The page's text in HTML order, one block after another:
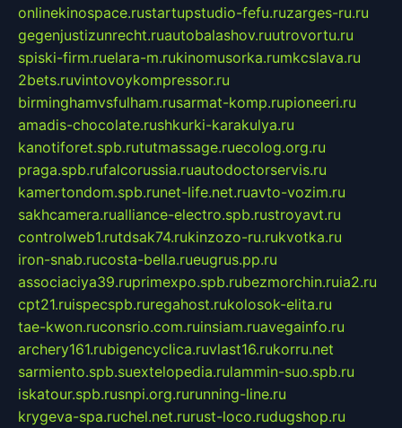
onlinekinospace.rustartupstudio-fefu.ruzarges-ru.ru
gegenjustizunrecht.ruautobalashov.ruutrovortu.ru
spiski-firm.ruelara-m.rukinomusorka.rumkcslava.ru
2bets.ruvintovoykompressor.ru
birminghamvsfulham.rusarmat-komp.rupioneeri.ru
amadis-chocolate.rushkurki-karakulya.ru
kanotiforet.spb.rututmassage.ruecolog.org.ru
praga.spb.rufalcorussia.ruautodoctorservis.ru
kamertondom.spb.runet-life.net.ruavto-vozim.ru
sakhcamera.rualliance-electro.spb.rustroyavt.ru
controlweb1.rutdsak74.rukinzozo-ru.rukvotka.ru
iron-snab.rucosta-bella.rueugrus.pp.ru
associaciya39.ruprimexpo.spb.rubezmorchin.ruia2.ru
cpt21.ruispecspb.ruregahost.rukolosok-elita.ru
tae-kwon.ruconsrio.com.ruinsiam.ruavegainfo.ru
archery161.rubigencyclica.ruvlast16.rukorru.net
sarmiento.spb.suextelopedia.rulammin-suo.spb.ru
iskatour.spb.rusnpi.org.rurunning-line.ru
krygeva-spa.ruchel.net.rurust-loco.rudugshop.ru